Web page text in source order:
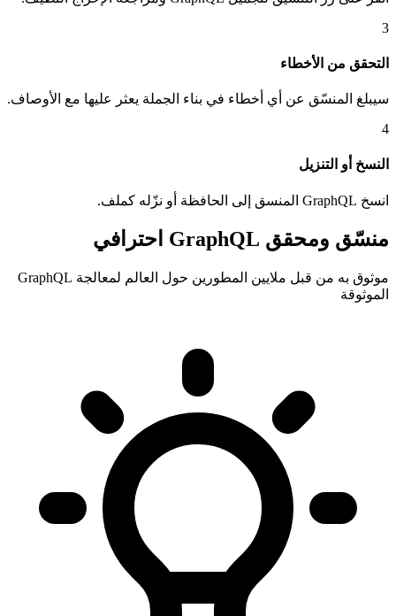
3
التحقق من الأخطاء
سيبلغ المنسّق عن أي أخطاء في بناء الجملة يعثر عليها مع الأوصاف.
4
النسخ أو التنزيل
انسخ GraphQL المنسق إلى الحافظة أو نزّله كملف.
منسّق ومحقق GraphQL احترافي
موثوق به من قبل ملايين المطورين حول العالم لمعالجة GraphQL
الموثوقة